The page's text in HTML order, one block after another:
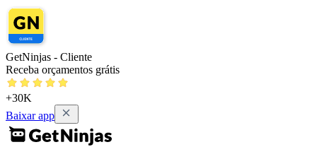
GetNinjas - Cliente
Receba orçamentos grátis
+30K
Baixar app